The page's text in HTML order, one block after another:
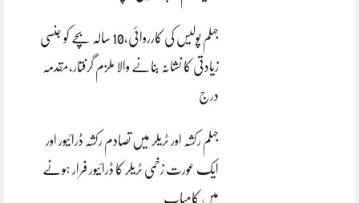
جہلم پولیس کی کارروائی،10 سالہ بچے کو جنسی
زیادتی کا نشانہ بنانے والا ملزم گرفتار،مقدمہ
درج
جہلم رکشہ اور ٹریلر میں تصادم رکشہ ڈرائیور اور
ایک عورت زخمی ٹریلر کا ڈرائیور فرار ہونے
میں کامیاب